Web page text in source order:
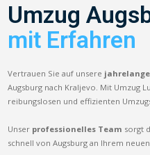
Umzug
mit Erfahren
Vertrauen Sie auf unsere
Augsburg nach Kraljevo. Mit Umzug
reibungslosen und effizienten
Unser professionelles Team sorgt
schnell von Augsburg an Ihrem